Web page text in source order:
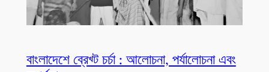
বাংলাদেশে ব্রেখ্ট চর্চা : আলোচনা, পর্যালোচনা এবং